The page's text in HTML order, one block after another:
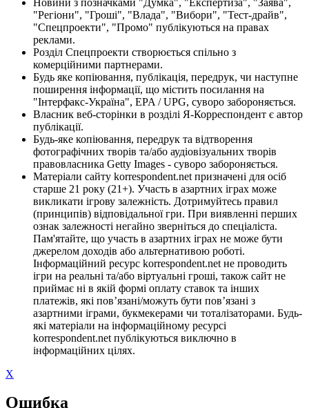
"Регіони", "Гроші", "Влада", "Вибори", "Тест-драйв",
"Спецпроекти", "Промо" публікуються на правах
реклами.
Розділ Спецпроекти створюється спільно з
комерційними партнерами.
Будь яке копіювання, публікація, передрук, чи наступне
поширення інформації, що містить посилання на
"Інтерфакс-Україна", EPA / UPG, суворо забороняється.
Власник веб-сторінки в розділі Я-Корреспондент є автор
публікації.
Будь-яке копіювання, передрук та відтворення
фотографічних творів та/або аудіовізуальних творів
правовласника Getty Images - суворо забороняється.
Матеріали сайту korrespondent.net призначені для осіб
старше 21 року (21+). Участь в азартних іграх може
викликати ігрову залежність. Дотримуйтесь правил
(принципів) відповідальної гри. При виявленні перших
ознак залежності негайно зверніться до спеціаліста.
Пам'ятайте, що участь в азартних іграх не може бути
джерелом доходів або альтернативою роботі.
Інформаційний ресурс korrespondent.net не проводить
ігри на реальні та/або віртуальні гроші, також сайт не
приймає ні в якій формі оплату ставок та інших
платежів, які пов’язані/можуть бути пов’язані з
азартними іграми, букмекерами чи тоталізаторами. Будь-
які матеріали на інформаційному ресурсі
korrespondent.net публікуються виключно в
інформаційних цілях.
X
Ошибка